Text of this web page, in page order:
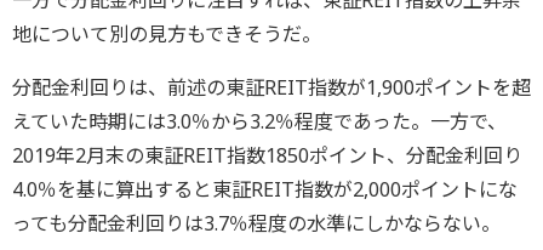
地について別の見方もできそうだ。
分配金利回りは、前述の東証REIT指数が1,900ポイントを超
えていた時期には3.0％から3.2％程度であった。一方で、
2019年2月末の東証REIT指数1850ポイント、分配金利回り
4.0％を基に算出すると東証REIT指数が2,000ポイントにな
っても分配金利回りは3.7％程度の水準にしかならない。